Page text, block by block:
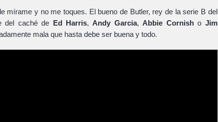
mírame y no me toques. El bueno de Butler, rey de la serie B del
del caché de Ed Harris,Andy Garcia,Abbie Cornisho Jim
mala que hasta debe ser buena y todo.